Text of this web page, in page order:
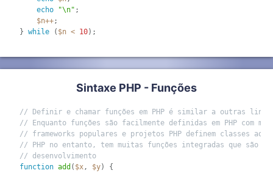
echo
"\n" ;
$n++;
} while ( $n < 10) ;
Sintaxe PHP - Funções
// Definir e chamar funções em PHP é similar a outras
// Enquanto funções são facilmente definidas em PHP com
// frameworks populares e projetos PHP definem classes ao
// PHP no entanto, tem muitas funções integradas que são
// desenvolvimento
function add ( $x, $y)
{